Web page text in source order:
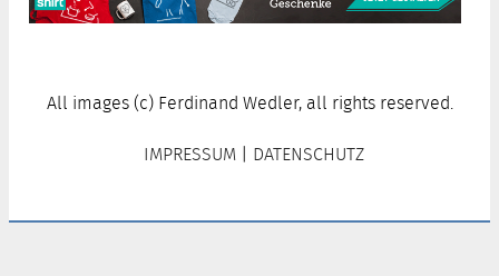
All images (c) Ferdinand Wedler, all rights reserved.
IMPRESSUM | DATENSCHUTZ